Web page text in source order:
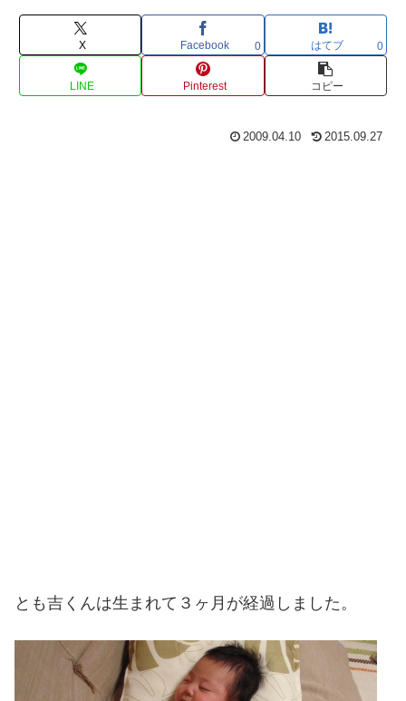
X Facebook 0 はてブ 0
LINE Pinterest コピー
2009.04.10 2015.09.27
とも吉くんは生まれて３ヶ月が経過しました。